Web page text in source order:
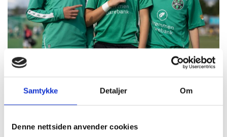
Samtykke Detaljer Om
Denne nettsiden anvender cookies